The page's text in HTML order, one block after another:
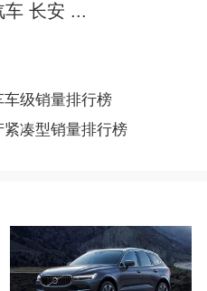
车 长安 ...
车级销量排行榜
紧凑型销量排行榜